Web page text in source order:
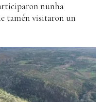
nunha
tamén visitaron un